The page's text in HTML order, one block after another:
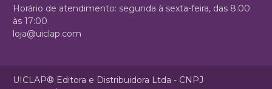
Horário de atendimento: segunda à sexta-feira, das 8:00
às 17:00
loja@uiclap.com
UICLAP® Editora e Distribuidora Ltda - CNPJ